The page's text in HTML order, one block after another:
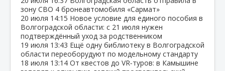
зону СВО 4 бронеавтомобиля «Сармат»
20 июля 14:15 Новое условие для единого пособия в
Волгоградской области: с 21 июля нужен
подтверждённый уход за родственником
19 июля 13:43 Ещё одну библиотеку в Волгоградской
области переоборудуют по модельному стандарту
18 июля 13:14 От квестов до VR‑туров: в Камышине